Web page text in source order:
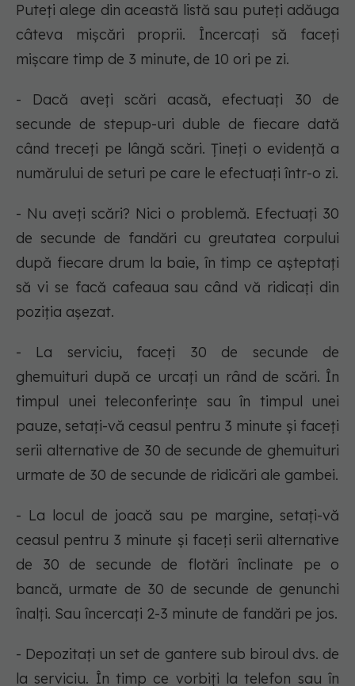
Puteți alege din această listă sau puteți adăuga
câteva mișcări proprii. Încercați să faceți
mișcare timp de 3 minute, de 10 ori pe zi.
- Dacă aveți scări acasă, efectuați 30 de
secunde de stepup-uri duble de fiecare dată
când treceți pe lângă scări. Țineți o evidență a
numărului de seturi pe care le efectuați într-o zi.
- Nu aveți scări? Nici o problemă. Efectuați 30
de secunde de fandări cu greutatea corpului
după fiecare drum la baie, în timp ce așteptați
să vi se facă cafeaua sau când vă ridicați din
poziția așezat.
- La serviciu, faceți 30 de secunde de
ghemuituri după ce urcați un rând de scări. În
timpul unei teleconferințe sau în timpul unei
pauze, setați-vă ceasul pentru 3 minute și faceți
serii alternative de 30 de secunde de ghemuituri
urmate de 30 de secunde de ridicări ale gambei.
- La locul de joacă sau pe margine, setați-vă
ceasul pentru 3 minute și faceți serii alternative
de 30 de secunde de flotări înclinate pe o
bancă, urmate de 30 de secunde de genunchi
înalți. Sau încercați 2-3 minute de fandări pe jos.
- Depozitați un set de gantere sub biroul dvs. de
la serviciu. În timp ce vorbiți la telefon sau în